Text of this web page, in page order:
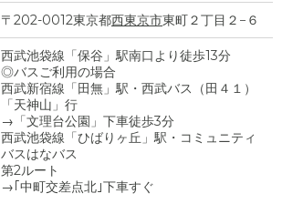
〒202-0012東京都西東京市東町２丁目２−６
西武池袋線「保谷」駅南口より徒歩13分
◎バスご利用の場合
西武新宿線「田無」駅・西武バス（田４１）
「天神山」行
→「文理台公園」下車徒歩3分
西武池袋線「ひばりヶ丘」駅・コミュニティ
バスはなバス
第2ルート
→｢中町交差点北｣下車すぐ